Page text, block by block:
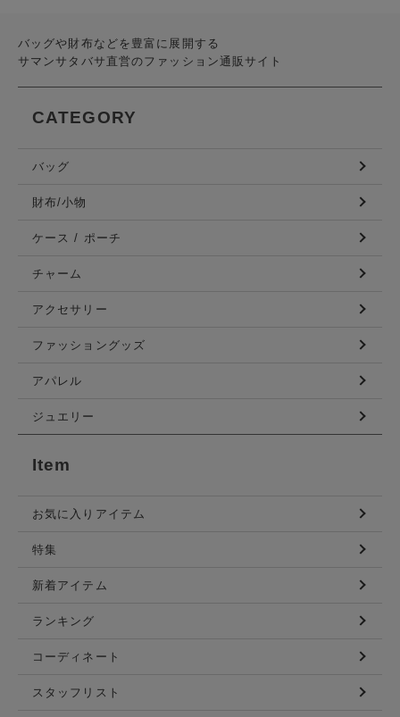
バッグや財布などを豊富に展開する
サマンサタバサ直営のファッション通販サイト
CATEGORY
バッグ
財布/小物
ケース / ポーチ
チャーム
アクセサリー
ファッショングッズ
アパレル
ジュエリー
Item
お気に入りアイテム
特集
新着アイテム
ランキング
コーディネート
スタッフリスト